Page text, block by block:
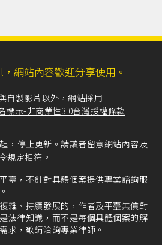
網站內容歡迎分享使用。
自製影片以外，網站採用
標示-非商業性3.0台灣授權條款
，停止更新。請讀者留意網站內容及
規定相符。
臺，不針對具體個案提供專業諮詢服
雜、持續發展的，作者及平臺無償對
法律知識，而不是每個具體個案的解
求，敬請洽詢專業律師。